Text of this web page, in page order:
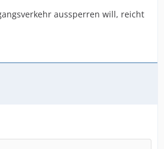
aussperren will, reicht